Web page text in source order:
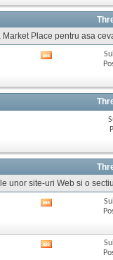
ul
forum
Place pentru asa
ul
forum
unor site-uri Web si o
ul